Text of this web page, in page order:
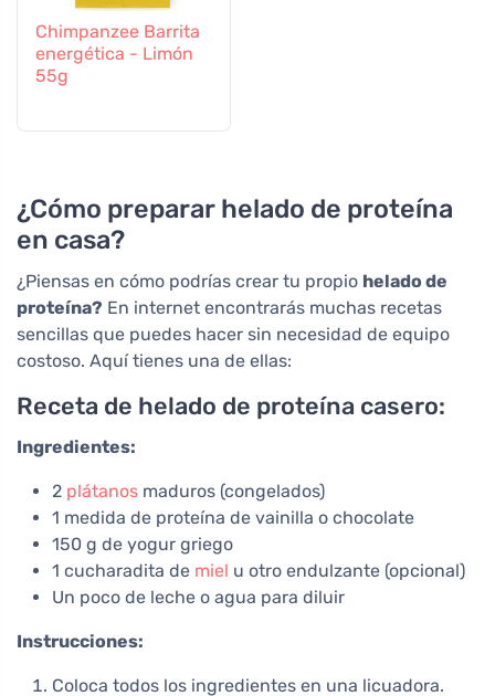
Chimpanzee Barrita
energética - Limón
55g
¿Cómo preparar helado de proteína
en casa?
¿Piensas en cómo podrías crear tu propio helado de
proteína? En internet encontrarás muchas recetas
sencillas que puedes hacer sin necesidad de equipo
costoso. Aquí tienes una de ellas:
Receta de helado de proteína casero:
Ingredientes:
2 plátanos maduros (congelados)
1 medida de proteína de vainilla o chocolate
150 g de yogur griego
1 cucharadita de miel u otro endulzante (opcional)
Un poco de leche o agua para diluir
Instrucciones:
Coloca todos los ingredientes en una licuadora.